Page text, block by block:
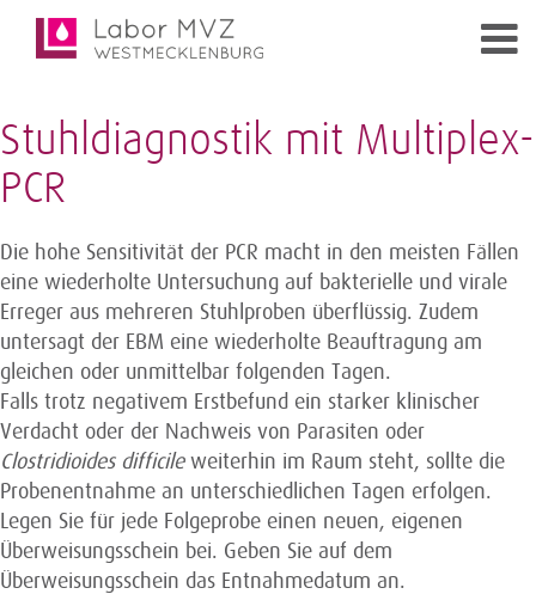
Stuhldiagnostik mit Multiplex-
PCR
Die hohe Sensitivität der PCR macht in den meisten Fällen
eine wiederholte Untersuchung auf bakterielle und virale
Erreger aus mehreren Stuhlproben überflüssig. Zudem
untersagt der EBM eine wiederholte Beauftragung am
gleichen oder unmittelbar folgenden Tagen.
Falls trotz negativem Erstbefund ein starker klinischer
Verdacht oder der Nachweis von Parasiten oder
Clostridioides difficileweiterhin im Raum steht, sollte die
Probenentnahme an unterschiedlichen Tagen erfolgen.
Legen Sie für jede Folgeprobe einen neuen, eigenen
Überweisungsschein bei. Geben Sie auf dem
Überweisungsschein das Entnahmedatum an.